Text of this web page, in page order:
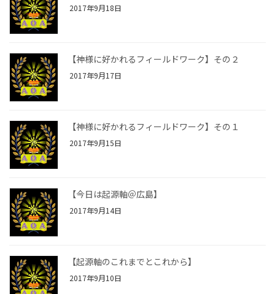
2017年9月18日
【神様に好かれるフィールドワーク】その２
2017年9月17日
【神様に好かれるフィールドワーク】その１
2017年9月15日
【今日は起源軸＠広島】
2017年9月14日
【起源軸のこれまでとこれから】
2017年9月10日